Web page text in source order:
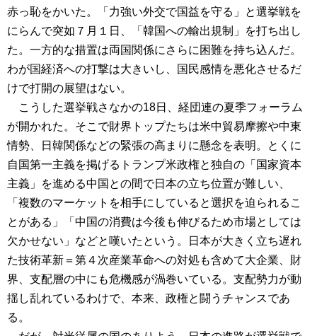
赤っ恥をかいた。「力強い外交で国益を守る」と選挙戦を
にらんで突如７月１日、「韓国への輸出規制」を打ち出し
た。一方的な措置は両国関係にさらに困難を持ち込んだ。
わが国経済への打撃は大きいし、国民感情を悪化させるだ
けで打開の展望はない。
こうした選挙戦さなかの18日、経団連の夏季フォーラム
が開かれた。そこで財界トップたちは⽶中貿易摩擦や中東
情勢、日韓関係などの緊張の高まりに懸念を表明。とくに
⾃国第一主義を掲げるトランプ米政権と独⾃の「国家資本
主義」を進める中国との間で日本の立ち位置が難しい、
「複数のマーケットを相手にしていると選択を迫られるこ
とがある」「中国の消費は今後も伸びるため市場としては
欠かせない」などと嘆いたという。日本が大きく立ち遅れ
た技術革新＝第４次産業革命への対処も含めて大企業、財
界、支配層の中にも危機感が渦巻いている。支配勢力が動
揺し乱れているわけで、本来、政権と闘うチャンスであ
る。